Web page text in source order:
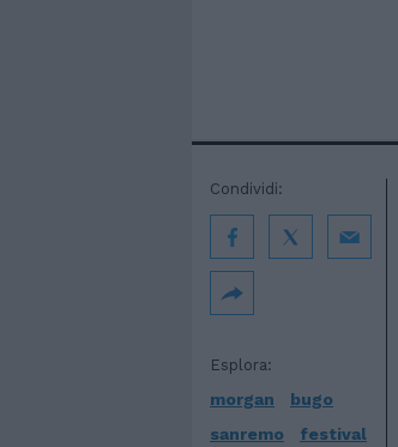
Esplora:
morgan
bugo
sanremo
festival
Condividi: